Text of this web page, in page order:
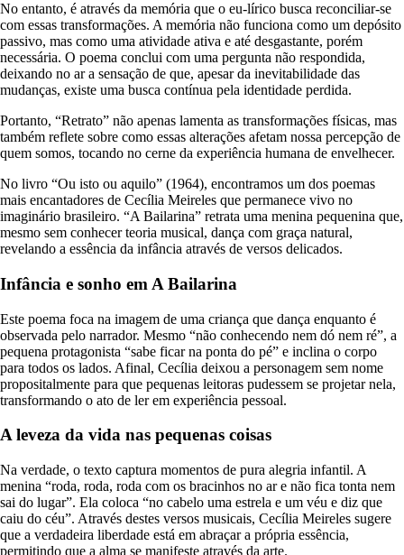
No entanto, é através da memória que o eu-lírico busca reconciliar-se
com essas transformações. A memória não funciona como um depósito
passivo, mas como uma atividade ativa e até desgastante, porém
necessária. O poema conclui com uma pergunta não respondida,
deixando no ar a sensação de que, apesar da inevitabilidade das
mudanças, existe uma busca contínua pela identidade perdida.
Portanto, “Retrato” não apenas lamenta as transformações físicas, mas
também reflete sobre como essas alterações afetam nossa percepção de
quem somos, tocando no cerne da experiência humana de envelhecer.
No livro “Ou isto ou aquilo” (1964), encontramos um dos poemas
mais encantadores de Cecília Meireles que permanece vivo no
imaginário brasileiro. “A Bailarina” retrata uma menina pequenina que,
mesmo sem conhecer teoria musical, dança com graça natural,
revelando a essência da infância através de versos delicados.
Infância e sonho em A Bailarina
Este poema foca na imagem de uma criança que dança enquanto é
observada pelo narrador. Mesmo “não conhecendo nem dó nem ré”, a
pequena protagonista “sabe ficar na ponta do pé” e inclina o corpo
para todos os lados. Afinal, Cecília deixou a personagem sem nome
propositalmente para que pequenas leitoras pudessem se projetar nela,
transformando o ato de ler em experiência pessoal.
A leveza da vida nas pequenas coisas
Na verdade, o texto captura momentos de pura alegria infantil. A
menina “roda, roda, roda com os bracinhos no ar e não fica tonta nem
sai do lugar”. Ela coloca “no cabelo uma estrela e um véu e diz que
caiu do céu”. Através destes versos musicais, Cecília Meireles sugere
que a verdadeira liberdade está em abraçar a própria essência,
permitindo que a alma se manifeste através da arte.